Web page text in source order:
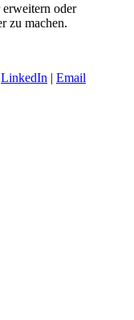
oder
zu machen.
LinkedIn | Email